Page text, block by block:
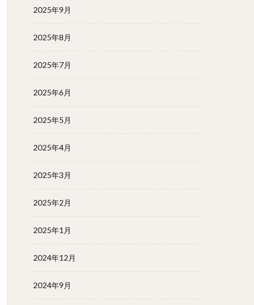
2025年9月
2025年8月
2025年7月
2025年6月
2025年5月
2025年4月
2025年3月
2025年2月
2025年1月
2024年12月
2024年9月